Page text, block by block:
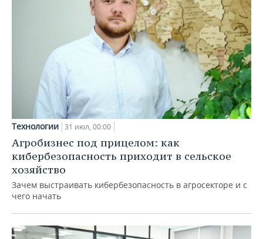
Технологии 31 июл, 00:00
Агробизнес под прицелом: как
кибербезопасность приходит в сельское
хозяйство
Зачем выстраивать кибербезопасность в агросекторе и с
чего начать